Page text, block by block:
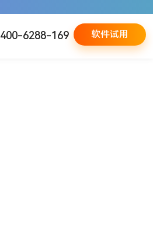
400-6288-169 软件试用